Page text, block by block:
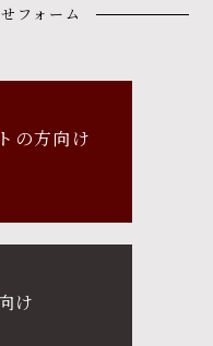
フォーム
の方向け
け